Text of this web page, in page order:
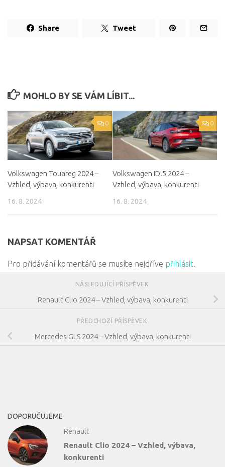
Share Tweet
MOHLO BY SE VÁM LÍBIT...
0
Volkswagen Touareg 2024 –
Vzhled, výbava, konkurenti
16. 8. 2024
0
Volkswagen ID.5 2024 –
Vzhled, výbava, konkurenti
16. 8. 2024
NAPSAT KOMENTÁŘ
Pro přidávání komentářů se musíte nejdříve přihlásit.
NÁSLEDUJÍCÍ PŘÍSPĚVEK
Renault Clio 2024 – Vzhled, výbava, konkurenti
PŘEDCHOZÍ PŘÍSPĚVEK
Mercedes GLS 2024 – Vzhled, výbava, konkurenti
DOPORUČUJEME
Renault
Renault Clio 2024 – Vzhled, výbava,
konkurenti